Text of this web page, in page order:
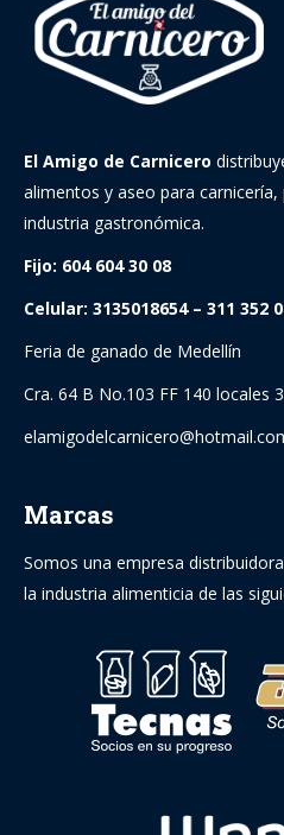
El Amigo de Carnicero
alimentos y aseo para
industria gastronómica.
Fijo: 604 604 30 08
Celular: 3135018654 – 311 352
Feria de ganado de Medellín
Cra. 64 B No.103 FF 140 locales
Marcas
Somos una empresa
la industria alimenticia de las